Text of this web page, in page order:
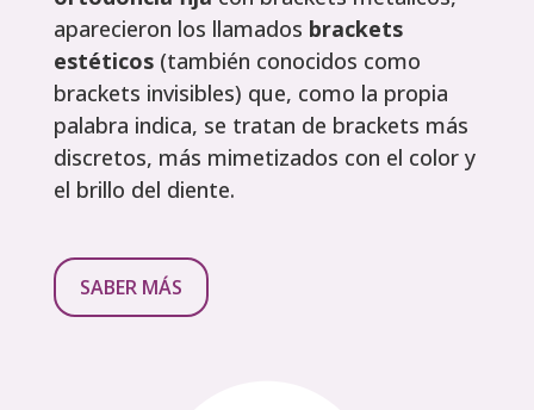
aparecieron los llamados brackets
estéticos(también conocidos como
brackets invisibles) que, como la propia
palabra indica, se tratan de brackets más
discretos, más mimetizados con el color y
el brillo del diente.
SABER MÁS